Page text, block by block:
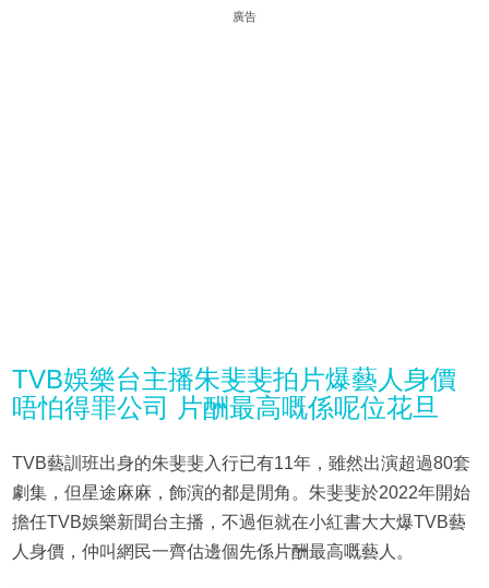
廣告
TVB娛樂台主播朱斐斐拍片爆藝人身價
唔怕得罪公司 片酬最高嘅係呢位花旦
TVB藝訓班出身的朱斐斐入行已有11年，雖然出演超過80套
劇集，但星途麻麻，飾演的都是閒角。朱斐斐於2022年開始
擔任TVB娛樂新聞台主播，不過佢就在小紅書大大爆TVB藝
人身價，仲叫網民一齊估邊個先係片酬最高嘅藝人。